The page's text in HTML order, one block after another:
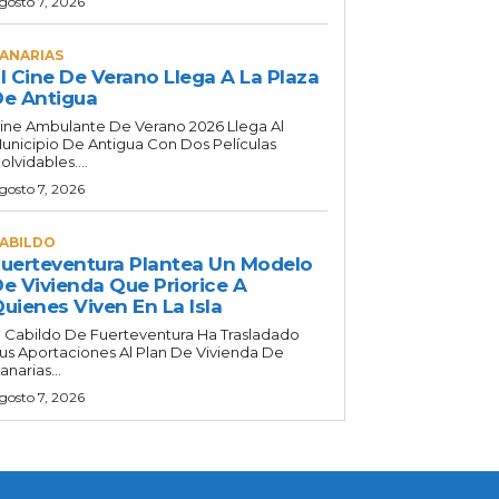
Cine De Verano Llega A La Plaza
Antigua
Ambulante De Verano 2026 Llega Al
De Antigua Con Dos Películas
7, 2026
Plantea Un Modelo
Vivienda Que Priorice A
Viven En La Isla
Cabildo De Fuerteventura Ha Trasladado
Aportaciones Al Plan De Vivienda De
7, 2026